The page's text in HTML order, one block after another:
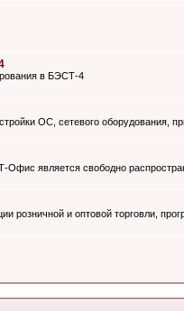
в БЭСТ-4
ОС, сетевого оборудования,
является свободно
розничной и оптовой торговли,